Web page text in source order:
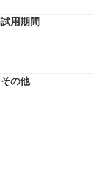
試用期間
その他